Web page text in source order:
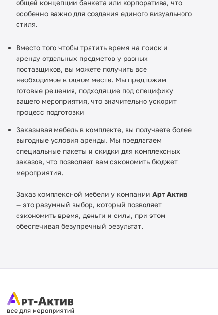
общей концепции банкета или корпоратива, что
особенно важно для создания единого визуального
стиля.
Вместо того чтобы тратить время на поиск и
аренду отдельных предметов у разных
поставщиков, вы можете получить все
необходимое в одном месте. Мы предложим
готовые решения, подходящие под специфику
вашего мероприятия, что значительно ускорит
процесс подготовки
Заказывая мебель в комплекте, вы получаете более
выгодные условия аренды. Мы предлагаем
специальные пакеты и скидки для комплексных
заказов, что позволяет вам сэкономить бюджет
мероприятия.
Заказ комплексной мебели у компании Арт Актив
— это разумный выбор, который позволяет
сэкономить время, деньги и силы, при этом
обеспечивая безупречный результат.